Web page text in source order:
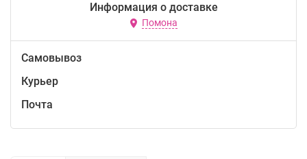
Информация о доставке
Помона
Самовывоз
Курьер
Почта